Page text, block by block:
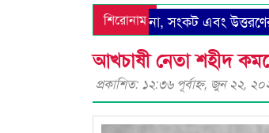
শিরোনাম
সিলেট: সম্ভাবনা, সংকট এবং উত্তরণের পথ
সৌদির উদ্যোগে নিরাপত্তা
আখচাষী নেতা শহীদ
প্রকাশিত: ১২:৩৬ পূর্বাহ্ণ, জুন ২২,